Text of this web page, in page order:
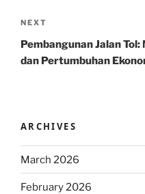
Next
Post
NEXT
Pembangunan Jalan
dan Pertumbuhan
ARCHIVES
March 2026
February 2026